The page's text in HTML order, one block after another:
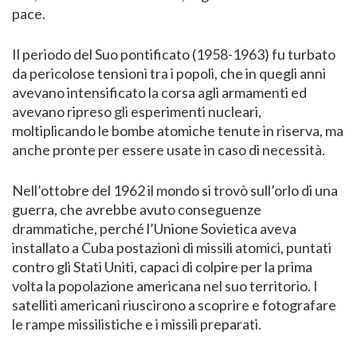
pace.
Il periodo del Suo pontificato (1958-1963) fu turbato
da pericolose tensioni tra i popoli, che in quegli anni
avevano intensificato la corsa agli armamenti ed
avevano ripreso gli esperimenti nucleari,
moltiplicando le bombe atomiche tenute in riserva, ma
anche pronte per essere usate in caso di necessità.
Nell’ottobre del 1962 il mondo si trovò sull’orlo di una
guerra, che avrebbe avuto conseguenze
drammatiche, perché l’Unione Sovietica aveva
installato a Cuba postazioni di missili atomici, puntati
contro gli Stati Uniti, capaci di colpire per la prima
volta la popolazione americana nel suo territorio. I
satelliti americani riuscirono a scoprire e fotografare
le rampe missilistiche e i missili preparati.